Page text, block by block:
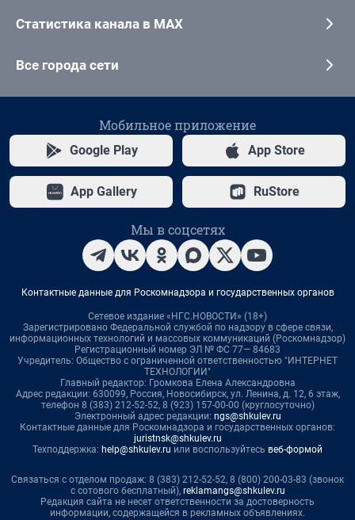
Статистика канала в MAX
Все города сети
Мобильное приложение
Google Play App Store
App Gallery RuStore
Мы в соцсетях
Контактные данные для Роскомнадзора и государственных органов
Сетевое издание «НГС.НОВОСТИ» (18+)
Зарегистрировано Федеральной службой по надзору в сфере связи,
информационных технологий и массовых коммуникаций (Роскомнадзор)
Регистрационный номер ЭЛ № ФС 77— 84683
Учредитель: Общество с ограниченной ответственностью "ИНТЕРНЕТ
ТЕХНОЛОГИИ"
Главный редактор: Громкова Елена Александровна
Адрес редакции: 630099, Россия, Новосибирск, ул. Ленина, д. 12, 6 этаж,
телефон 8 (383) 212-52-52, 8 (923) 157-00-00 (круглосуточно)
Электронный адрес редакции: ngs@shkulev.ru
Контактные данные для Роскомнадзора и государственных органов:
juristnsk@shkulev.ru
Техподдержка: help@shkulev.ru или воспользуйтесь веб-формой
Связаться с отделом продаж: 8 (383) 212-52-52, 8 (800) 200-03-83 (звонок
с сотового бесплатный), reklamangs@shkulev.ru
Редакция сайта не несет ответственности за достоверность
информации, содержащейся в рекламных объявлениях.